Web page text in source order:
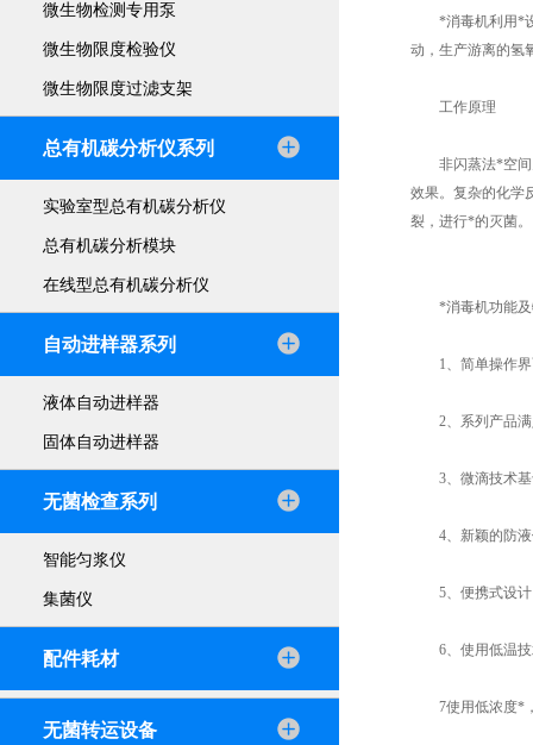
微生物检测专用泵
微生物限度检验仪
微生物限度过滤支架
总有机碳分析仪系列
实验室型总有机碳分析仪
总有机碳分析模块
在线型总有机碳分析仪
自动进样器系列
液体自动进样器
固体自动进样器
无菌检查系列
智能匀浆仪
集菌仪
配件耗材
无菌转运设备
*消毒机利用*设
动，生产游离的氢
工作原理
非闪蒸法*空间灭
效果。复杂的化学
裂，进行*的灭菌。
*消毒机功能及
1、简单操作界
2、系列产品满
3、微滴技术基
4、新颖的防液
5、便携式设计
6、使用低温技
7使用低浓度*